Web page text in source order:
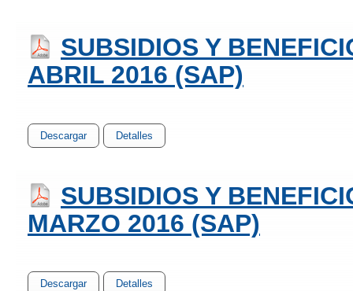
SUBSIDIOS Y
ABRIL 2016 (SAP)
Descargar Detalles
SUBSIDIOS Y
MARZO 2016 (SAP)
Descargar Detalles